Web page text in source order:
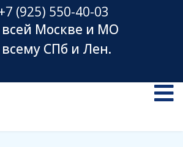
(925) 550-40-03
всей Москве и МО
СПб и Лен.